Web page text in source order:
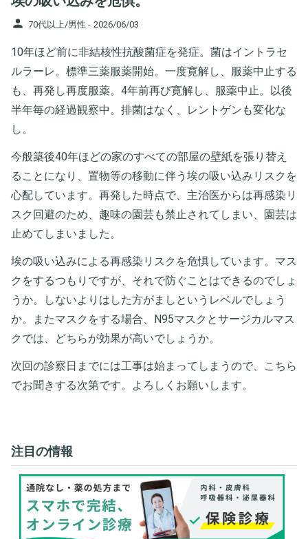
person 70代以上/男性 - 2026/06/03
10年ほど前に非結核性抗酸菌症を発症。菌はイントラセ
ルラーレ。標準三薬服薬開始。一度寛解し、服薬中止する
も、再発し再度服薬。4年前再び寛解し、服薬中止。以後
半年毎の経過観察中。排菌はなく、レントゲンも変化な
し。
今般築後40年ほどの家のすべての部屋の壁紙を張り替え
ることになり、置物等の移動に伴う埃の吸い込みリスクを
心配しています。再発した時点で、主治医からは再感染リ
スク回避のため、趣味の園芸も禁止されてしまい、園芸は
止めてしまいました。
埃の吸い込みによる再感染リスクを危惧しています。マス
クをするつもりですが、それで防ぐことはできるのでしょ
うか。しないよりはした方がましというレベルでしょう
か。またマスクをする場合、N95マスクとサージカルマス
クでは、どちらが効果が高いでしょうか。
次回の診察日までには工事は始まってしまうので、こちら
でお聞きする次第です。よろしくお願いします。
注目の情報